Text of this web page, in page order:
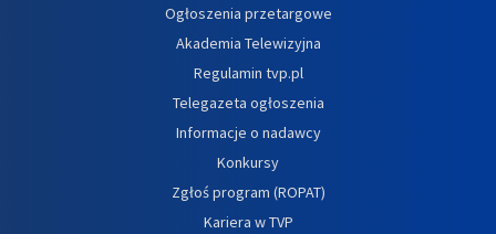
Ogłoszenia przetargowe
Akademia Telewizyjna
Regulamin tvp.pl
Telegazeta ogłoszenia
Informacje o nadawcy
Konkursy
Zgłoś program (ROPAT)
Kariera w TVP